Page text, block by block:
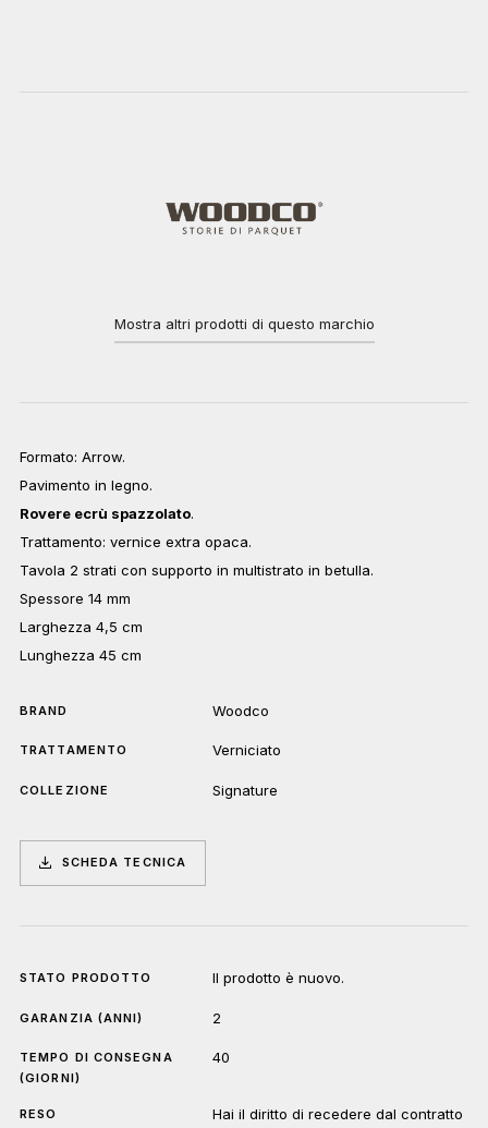
Mostra altri prodotti di questo marchio
Formato: Arrow.
Pavimento in legno.
Rovere ecrù spazzolato.
Trattamento: vernice extra opaca.
Tavola 2 strati con supporto in multistrato in betulla.
Spessore 14 mm
Larghezza 4,5 cm
Lunghezza 45 cm
BRAND Woodco
TRATTAMENTO Verniciato
COLLEZIONE Signature
SCHEDA TECNICA
STATO PRODOTTO Il prodotto è nuovo.
GARANZIA (ANNI) 2
TEMPO DI CONSEGNA
(GIORNI)
40
RESO
Hai il diritto di recedere dal contratto